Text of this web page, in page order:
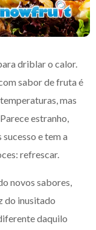
driblar o calor.
sabor de fruta é
mas
estranho,
e tem a
refrescar.
novos sabores,
do inusitado
daquilo